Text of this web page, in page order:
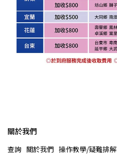
關於我們
查詢 關於我們 操作教學/疑難排解